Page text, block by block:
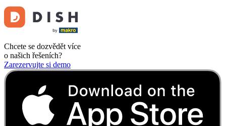
Chcete se dozvědět více
o našich řešeních?
Zarezervujte si demo